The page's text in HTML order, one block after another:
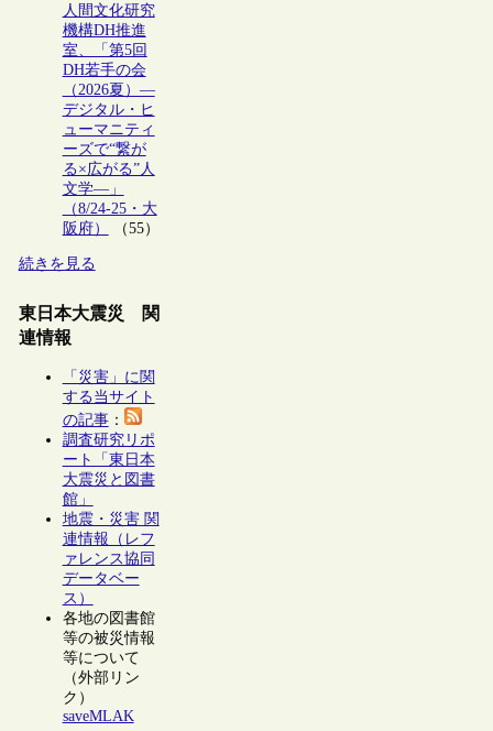
人間文化研究
機構DH推進
室、「第5回
DH若手の会
（2026夏）―
デジタル・ヒ
ューマニティ
ーズで“繋が
る×広がる”人
文学―」
（8/24-25・大
阪府）
（55）
続きを見る
東日本大震災 関
連情報
「災害」に関
する当サイト
の記事：
調査研究リポ
ート「東日本
大震災と図書
館」
地震・災害 関
連情報（レフ
ァレンス協同
データベー
ス）
各地の図書館
等の被災情報
等について
（外部リン
ク）
saveMLAK